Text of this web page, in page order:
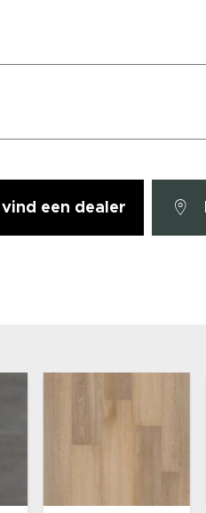
vind een dealer